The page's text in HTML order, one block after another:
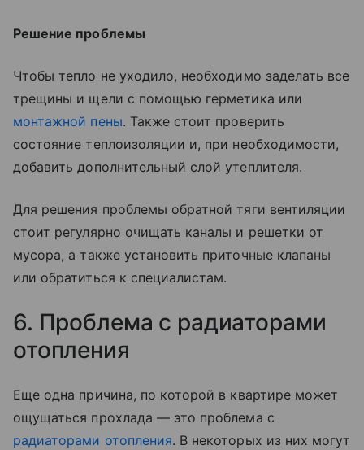
Решение проблемы
Чтобы тепло не уходило, необходимо заделать все
трещины и щели с помощью герметика или
монтажной пены. Также стоит проверить
состояние теплоизоляции и, при необходимости,
добавить дополнительный слой утеплителя.
Для решения проблемы обратной тяги вентиляции
стоит регулярно очищать каналы и решетки от
мусора, а также установить приточные клапаны
или обратиться к специалистам.
6. Проблема с радиаторами
отопления
Еще одна причина, по которой в квартире может
ощущаться прохлада — это проблема с
радиаторами отопления. В некоторых из них могут